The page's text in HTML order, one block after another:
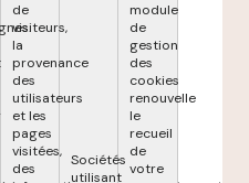
de
visiteurs,
la
provenance
des
utilisateurs
et les
pages
visitées,
des
Sociétés
utilisant
module
de
gestion
des
cookies
renouvelle
le
recueil
de
votre